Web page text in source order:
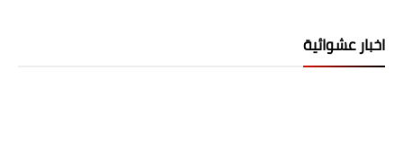
اخبار عشوائية